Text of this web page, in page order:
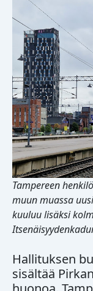
Tampereen
muun muassa
kuuluu lisäksi
Hallituksen
sisältää